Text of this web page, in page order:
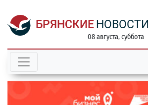
БРЯНСКИЕ НОВОСТИ
08 августа, суббота